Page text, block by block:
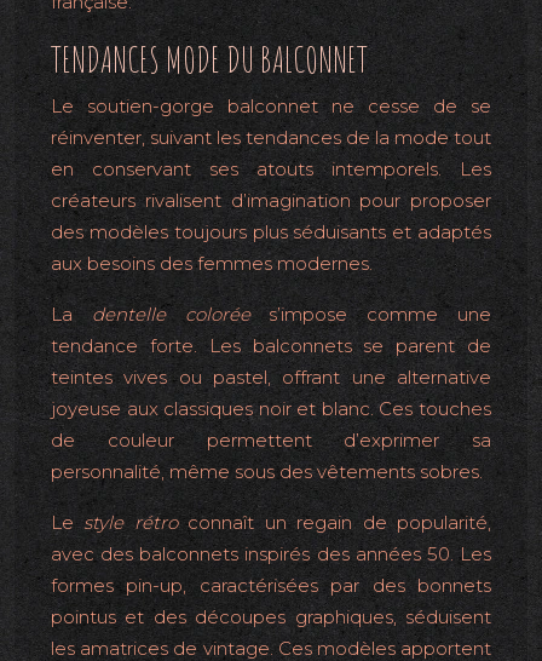
TENDANCES MODE DU BALCONNET
Le soutien-gorge balconnet ne cesse de se
réinventer, suivant les tendances de la mode tout
en conservant ses atouts intemporels. Les
créateurs rivalisent d’imagination pour proposer
des modèles toujours plus séduisants et adaptés
aux besoins des femmes modernes.
Ladentelle colorées’impose comme une
tendance forte. Les balconnets se parent de
teintes vives ou pastel, offrant une alternative
joyeuse aux classiques noir et blanc. Ces touches
de couleur permettent d’exprimer sa
personnalité, même sous des vêtements sobres.
Lestyle rétroconnaît un regain de popularité,
avec des balconnets inspirés des années 50. Les
formes pin-up, caractérisées par des bonnets
pointus et des découpes graphiques, séduisent
les amatrices de vintage. Ces modèles apportent